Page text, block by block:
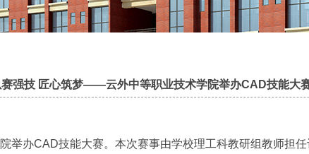
赛强技 匠心筑梦——云外中等职业技术学院举办CAD技能大
办CAD技能大赛。本次赛事由学校理工科教研组教师担任